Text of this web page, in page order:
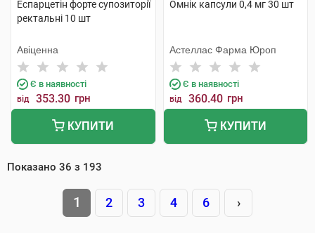
Еспарцетін форте супозиторії
ректальні 10 шт
Авіценна
Є в наявності
від 353.30 грн
КУПИТИ
Омнік капсули 0,4 мг 30 шт
Астеллас Фарма Юроп
Є в наявності
від 360.40 грн
КУПИТИ
Показано 36 з 193
1 2 3 4 6 ›